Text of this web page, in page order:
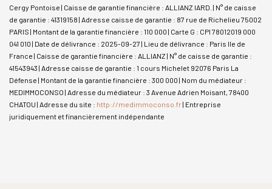
Cergy Pontoise | Caisse de garantie financière : ALLIANZ IARD. | N° de caisse
de garantie : 41319158 | Adresse caisse de garantie : 87 rue de Richelieu 75002
PARIS | Montant de la garantie financière : 110 000 | Carte G : CPI 78012019 000
041 010 | Date de délivrance : 2025-09-27 | Lieu de délivrance : Paris Ile de
France | Caisse de garantie financière : ALLIANZ | N° de caisse de garantie :
41543943 | Adresse caisse de garantie : 1 cours Michelet 92076 Paris La
Défense | Montant de la garantie financière : 300 000 | Nom du médiateur :
MEDIMMOCONSO | Adresse du médiateur : 3 Avenue Adrien Moisant, 78400
CHATOU | Adresse du site : http://medimmoconso.fr| Entreprise
juridiquement et financièrement indépendante